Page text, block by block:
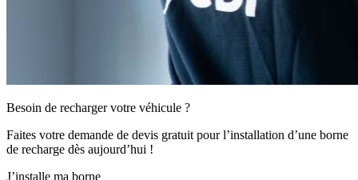
Besoin de recharger votre véhicule ?
Faites votre demande de devis gratuit pour l’installation d’une borne
de recharge dès aujourd’hui !
J’installe ma borne